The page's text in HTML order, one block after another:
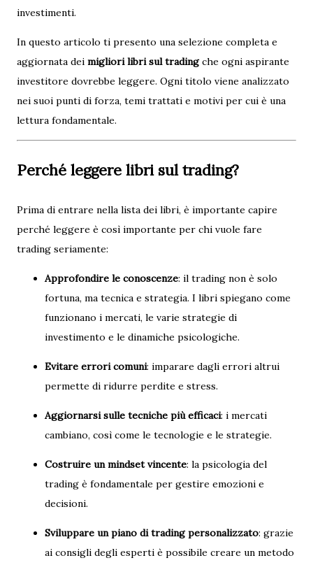
investimenti.
In questo articolo ti presento una selezione completa e
aggiornata dei migliori libri sul tradingche ogni aspirante
investitore dovrebbe leggere. Ogni titolo viene analizzato
nei suoi punti di forza, temi trattati e motivi per cui è una
lettura fondamentale.
Perché leggere libri sul trading?
Prima di entrare nella lista dei libri, è importante capire
perché leggere è così importante per chi vuole fare
trading seriamente:
Approfondire le conoscenze: il trading non è solo
fortuna, ma tecnica e strategia. I libri spiegano come
funzionano i mercati, le varie strategie di
investimento e le dinamiche psicologiche.
Evitare errori comuni: imparare dagli errori altrui
permette di ridurre perdite e stress.
Aggiornarsi sulle tecniche più efficaci: i mercati
cambiano, così come le tecnologie e le strategie.
Costruire un mindset vincente: la psicologia del
trading è fondamentale per gestire emozioni e
decisioni.
Sviluppare un piano di trading personalizzato: grazie
ai consigli degli esperti è possibile creare un metodo